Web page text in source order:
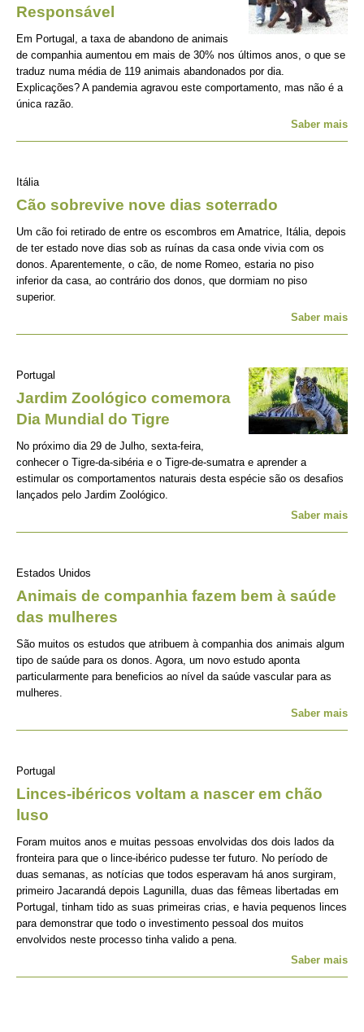
Responsável
Em Portugal, a taxa de abandono de animais
de companhia aumentou em mais de 30% nos últimos anos, o que se
traduz numa média de 119 animais abandonados por dia.
Explicações? A pandemia agravou este comportamento, mas não é a
única razão.
Saber mais
Itália
Cão sobrevive nove dias soterrado
Um cão foi retirado de entre os escombros em Amatrice, Itália, depois
de ter estado nove dias sob as ruínas da casa onde vivia com os
donos. Aparentemente, o cão, de nome Romeo, estaria no piso
inferior da casa, ao contrário dos donos, que dormiam no piso
superior.
Saber mais
Portugal
Jardim Zoológico comemora
Dia Mundial do Tigre
No próximo dia 29 de Julho, sexta-feira,
conhecer o Tigre-da-sibéria e o Tigre-de-sumatra e aprender a
estimular os comportamentos naturais desta espécie são os desafios
lançados pelo Jardim Zoológico.
Saber mais
Estados Unidos
Animais de companhia fazem bem à saúde
das mulheres
São muitos os estudos que atribuem à companhia dos animais algum
tipo de saúde para os donos. Agora, um novo estudo aponta
particularmente para beneficios ao nível da saúde vascular para as
mulheres.
Saber mais
Portugal
Linces-ibéricos voltam a nascer em chão
luso
Foram muitos anos e muitas pessoas envolvidas dos dois lados da
fronteira para que o lince-ibérico pudesse ter futuro. No período de
duas semanas, as notícias que todos esperavam há anos surgiram,
primeiro Jacarandá depois Lagunilla, duas das fêmeas libertadas em
Portugal, tinham tido as suas primeiras crias, e havia pequenos linces
para demonstrar que todo o investimento pessoal dos muitos
envolvidos neste processo tinha valido a pena.
Saber mais